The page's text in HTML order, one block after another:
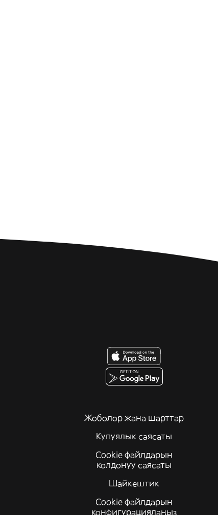
Жоболор жана шарттар
Купуялык саясаты
Cookie файлдарын
колдонуу саясаты
Шайкештик
Cookie файлдарын
конфигурациялаңыз